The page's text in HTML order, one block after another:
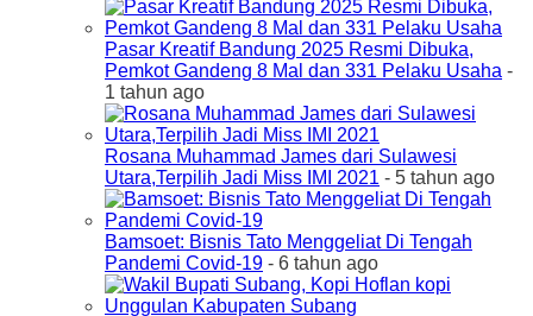
Pasar Kreatif Bandung 2025 Resmi Dibuka,
Pemkot Gandeng 8 Mal dan 331 Pelaku Usaha -
1 tahun ago
Rosana Muhammad James dari Sulawesi
Utara,Terpilih Jadi Miss IMI 2021 - 5 tahun ago
Bamsoet: Bisnis Tato Menggeliat Di Tengah
Pandemi Covid-19 - 6 tahun ago